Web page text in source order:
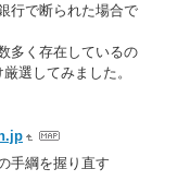
行で断られた場合で
多く存在しているの
選してみました。
手綱を握り直す